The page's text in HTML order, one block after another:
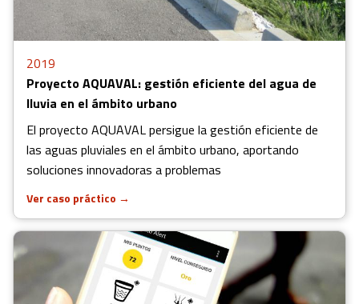
2019
Proyecto AQUAVAL: gestión eficiente del agua de
lluvia en el ámbito urbano
El proyecto AQUAVAL persigue la gestión eficiente de
las aguas pluviales en el ámbito urbano, aportando
soluciones innovadoras a problemas
Ver caso práctico →